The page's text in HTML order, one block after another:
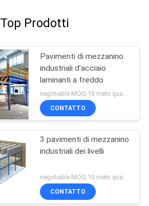
Top Prodotti
Pavimenti di mezzanino
industriali d'acciaio
laminanti a freddo
negotiable MOQ:10 metri quadrati
CONTATTO
3 pavimenti di mezzanino
industriali dei livelli
negotiable MOQ:10 metri quadrati
CONTATTO